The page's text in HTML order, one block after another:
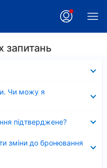
запитань
Чи можу я
підтверджене?
зміни до бронювання